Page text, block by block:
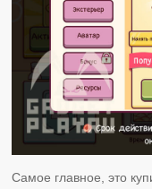
Самое главное, это